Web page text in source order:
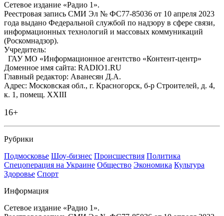
Сетевое издание «Радио 1».
Реестровая запись СМИ Эл № ФС77-85036 от 10 апреля 2023
года выдано Федеральной службой по надзору в сфере связи,
информационных технологий и массовых коммуникаций
(Роскомнадзор).
Учредитель:
ГАУ МО «Информационное агентство «Контент-центр»
Доменное имя сайта: RADIO1.RU
Главный редактор: Аванесян Д.А.
Адрес: Московская обл., г. Красногорск, б-р Строителей, д. 4,
к. 1, помещ. XXIII
16+
Рубрики
Подмосковье Шоу-бизнес Происшествия Политика
Спецоперация на Украине Общество Экономика Культура
Здоровье Спорт
Информация
Сетевое издание «Радио 1».